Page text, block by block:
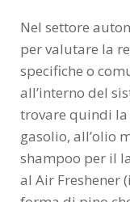
Nel settore
per valutare la
specifiche o
all’interno del
trovare quindi la
gasolio, all’olio
shampoo per il
al Air Freshener